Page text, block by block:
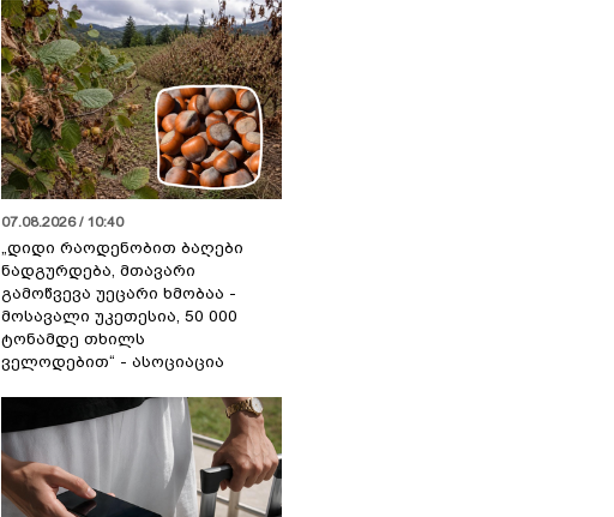
07.08.2026 / 10:40
„დიდი რაოდენობით ბაღები
ნადგურდება, მთავარი
გამოწვევა უეცარი ხმობაა -
მოსავალი უკეთესია, 50 000
ტონამდე თხილს
ველოდებით“ - ასოციაცია